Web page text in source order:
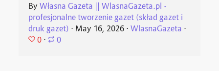
ByWłasna Gazeta || WlasnaGazeta.pl -
profesjonalne tworzenie gazet (skład gazet i
druk gazet) ⋅ May 16, 2026 ⋅WlasnaGazeta ⋅
0 ⋅ 0